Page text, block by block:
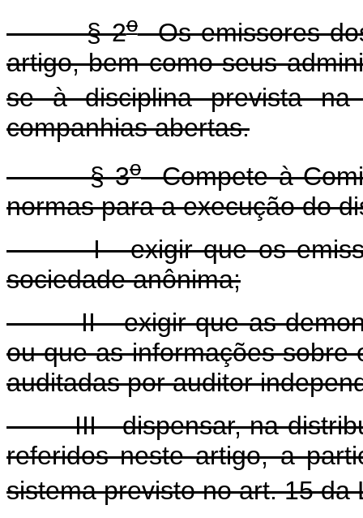
§ 2oOs emissores
artigo, bem como seus
se à disciplina prevista
companhias abertas.
§ 3oCompete à
normas para a execução do
I - exigir que os
sociedade anônima;
II - exigir que as
ou que as informações sobre
auditadas por auditor
III - dispensar, na
referidos neste artigo, a
sistema previsto no art. 15 da